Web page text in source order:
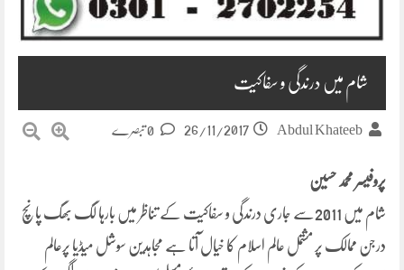
شام میں درندگی و سفاکیت
Abdul Khateeb
26/11/2017
پروفیسر محمد حسین
شام میں 2011سے جاری درندگی و سفاکیت کے تناظر میں بارہا لگ بھگ پانچ
درجن ممالک پر مشتمل عالم اسلام کا خیال آتا ہے مجاہدین سوشل میڈیا پرعالم